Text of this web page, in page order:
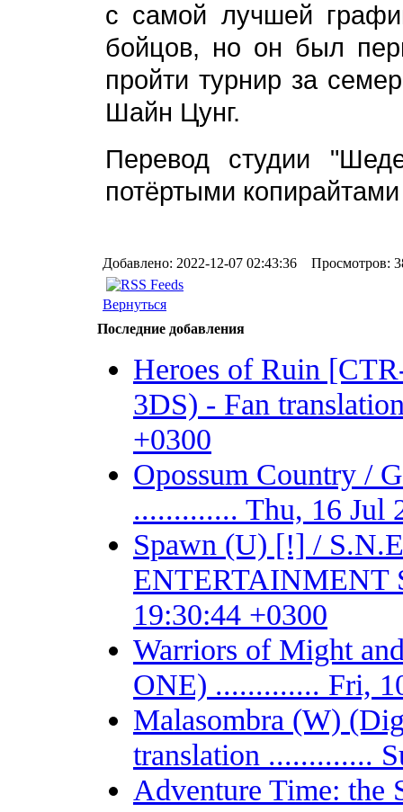
с самой лучшей
бойцов, но он был
пройти турнир за
Шайн Цунг.
Перевод студии
потёртыми
Добавлено: 2022-12-07 02:43:36 Просмотров:
Вернуться
Последние добавления
Heroes of Ruin
3DS) - Fan
+0300
Opossum Country /
............. Thu, 16 Jul
Spawn (U) [!] /
ENTERTAINMENT
19:30:44 +0300
Warriors of Might
ONE) ............. Fri,
Malasombra (W)
translation .............
Adventure Time: the